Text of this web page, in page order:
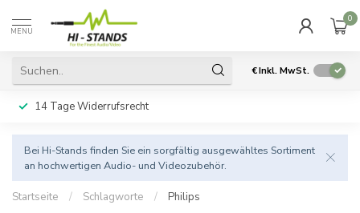
MENU
0
€Inkl. MwSt.
14 Tage Widerrufsrecht
Bei Hi-Stands finden Sie ein sorgfältig ausgewähltes Sortiment
an hochwertigen Audio- und Videozubehör.
Startseite / Schlagworte / Philips